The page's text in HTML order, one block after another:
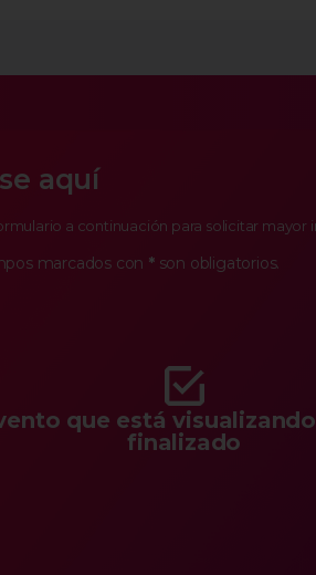
aquí
a continuación para solicitar mayor
marcados con *son obligatorios.
que está
finalizado